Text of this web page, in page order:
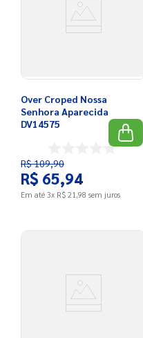
Over Croped Nossa
Senhora Aparecida
DV14575
R$109,90
R$ 65,94
Em até 3x R$ 21,98 sem juros